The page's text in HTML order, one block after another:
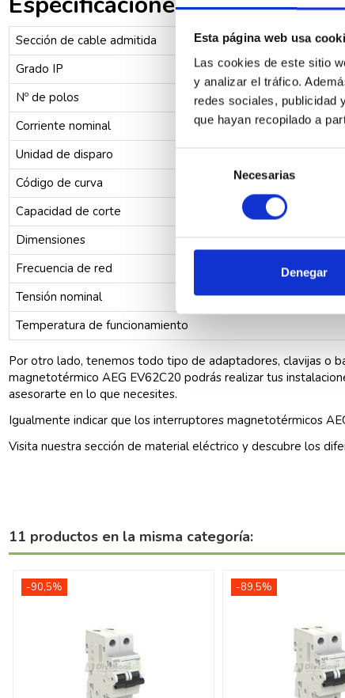
Esta página web usa
Las cookies de este sitio
y analizar el tráfico.
redes sociales, publicidad
que hayan recopilado a
consentimiento
Necesarias
Denegar
Sección de cable admitida
Grado IP
Nº de polos
Corriente nominal
Unidad de disparo
Código de curva
Capacidad de corte
Dimensiones
Frecuencia de red
Tensión nominal
Temperatura de funcionamiento
Por otro lado, tenemos todo tipo de adaptadores, clavijas o
magnetotérmico AEG EV62C20 podrás realizar tus
asesorarte en lo que necesites.
Igualmente indicar que losinterruptores magnetotérmicos
Visita nuestra sección dematerial eléctrico y descubre los
11 productos en la misma categoría:
-90,5% -89,5%